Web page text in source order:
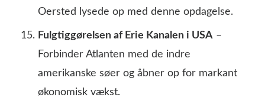
Oersted lysede op med denne opdagelse.
Fulgtiggørelsen af Erie Kanalen i USA –
Forbinder Atlanten med de indre
amerikanske søer og åbner op for markant
økonomisk vækst.